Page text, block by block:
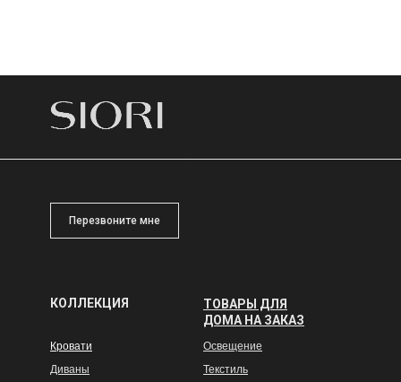
Освещение
Текстиль
Кровати
Диваны
ТОВАРЫ ДЛЯ
ДОМА НА ЗАКАЗ
КОЛЛЕКЦИЯ
Перезвоните мне